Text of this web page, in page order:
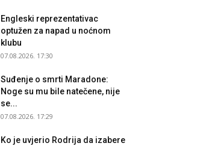
Engleski reprezentativac
optužen za napad u noćnom
klubu
07.08.2026. 17:30
Suđenje o smrti Maradone:
Noge su mu bile natečene, nije
se...
07.08.2026. 17:29
Ko je uvjerio Rodrija da izabere